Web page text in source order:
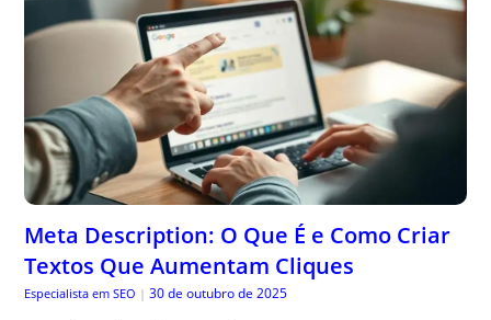
Meta Description: O Que É e Como Criar
Textos Que Aumentam Cliques
Especialista em SEO | 30 de outubro de 2025